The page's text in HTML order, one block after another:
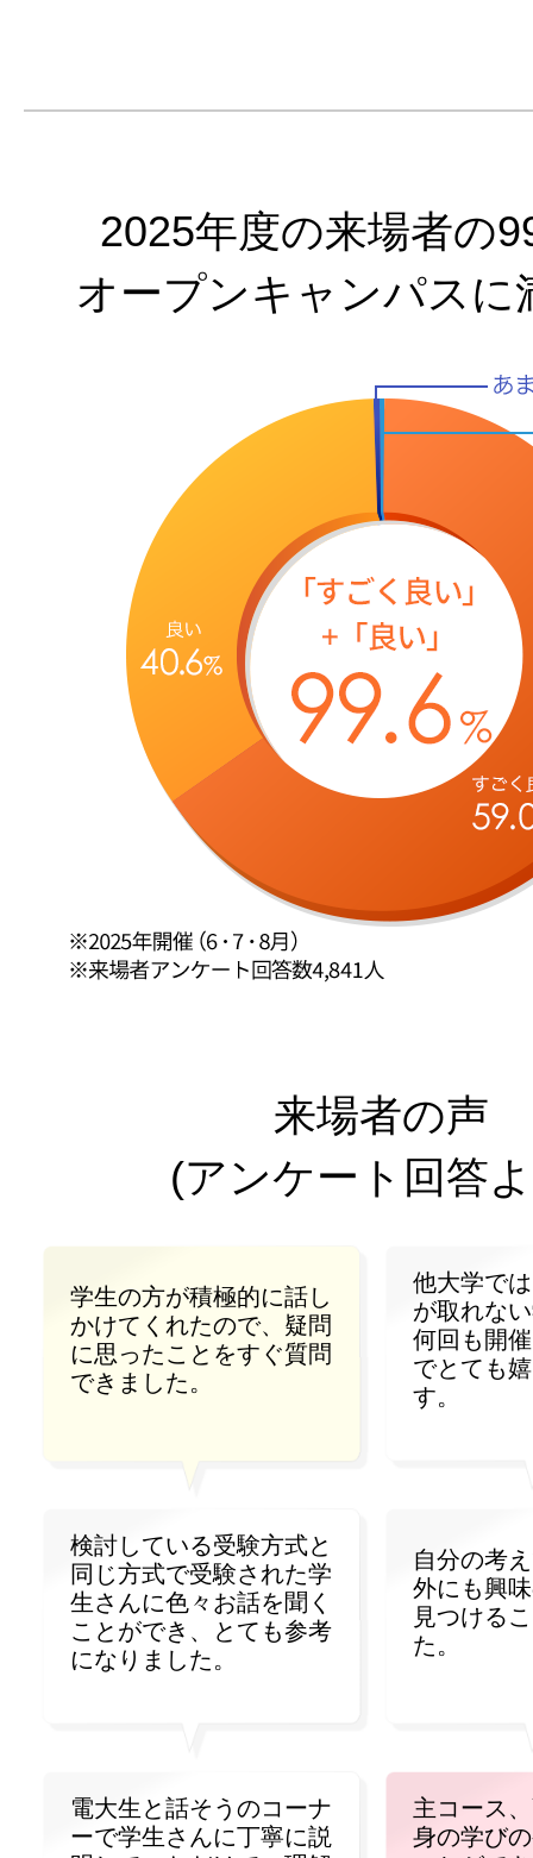
2025年度の来場者の
オープンキャンパスに
来場者の声
(アンケート回答
学生の方が積極的に話し
かけてくれたので、疑問
に思ったことをすぐ質問
できました。
他大学で
が取れな
何回も開
でとても
す。
検討している受験方式と
同じ方式で受験された学
生さんに色々お話を聞く
ことができ、とても参考
になりました。
自分の考
外にも興
見つける
た。
電大生と話そうのコーナ
ーで学生さんに丁寧に説
主コース
身の学び